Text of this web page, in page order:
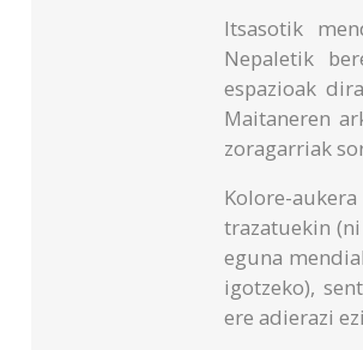
Itsasotik
Nepaletik
espazioak
Maitaneren
zoragarriak
Kolore-
trazatuekin
eguna
igotzeko),
ere adierazi